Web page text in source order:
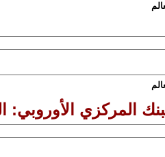
المركزي الأوروبي: